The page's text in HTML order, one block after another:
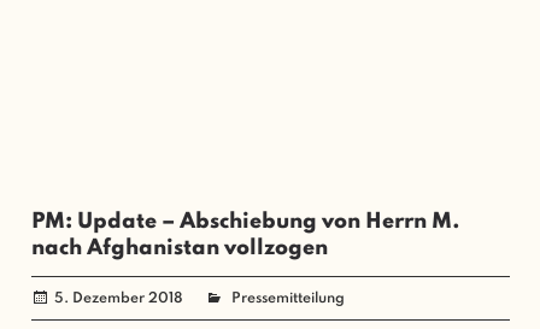
PM: Update – Abschiebung von Herrn M.
nach Afghanistan vollzogen
5. Dezember 2018 administrator
Pressemitteilung